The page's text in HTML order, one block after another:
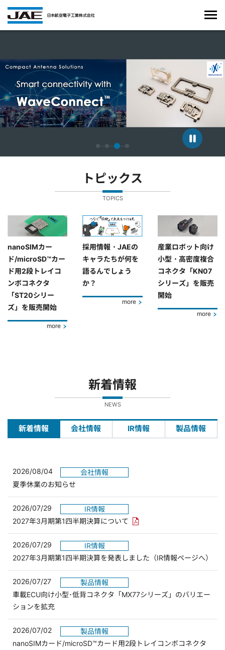
トピックス
TOPICS
nanoSIMカー
ド/microSD™カー
ド用2段トレイコ
ンボコネクタ
「ST20シリー
ズ」を販売開始
more
採用情報・JAEの
キャラたちが何を
語るんでしょう
か？
more
産業ロボット向け
小型・高密度複合
コネクタ「KN07
シリーズ」を販売
開始
more
新着情報
NEWS
新着情報 会社情報 IR情報 製品情報
2026/08/04
会社情報
夏季休業のお知らせ
2026/07/29
IR情報
2027年3月期第1四半期決算について PDFリンクを新しいウィンド
2026/07/29
IR情報
2027年3月期第1四半期決算を発表しました（IR情報ページへ）
2026/07/27
製品情報
車載ECU向け小型･低背コネクタ「MX77シリーズ」のバリエー
ションを拡充
2026/07/02
製品情報
nanoSIMカード/microSD™カード用2段トレイコンボコネクタ